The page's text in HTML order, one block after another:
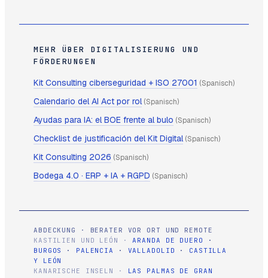
MEHR ÜBER DIGITALISIERUNG UND
FÖRDERUNGEN
Kit Consulting ciberseguridad + ISO 27001 (Spanisch)
Calendario del AI Act por rol(Spanisch)
Ayudas para IA: el BOE frente al bulo (Spanisch)
Checklist de justificación del Kit Digital(Spanisch)
Kit Consulting 2026 (Spanisch)
Bodega 4.0 · ERP + IA + RGPD (Spanisch)
ABDECKUNG · BERATER VOR ORT UND REMOTE
KASTILIEN UND LEÓN ·ARANDA DE DUERO
·
BURGOS
· PALENCIA · VALLADOLID · CASTILLA
Y LEÓN
KANARISCHE INSELN · LAS PALMAS DE GRAN